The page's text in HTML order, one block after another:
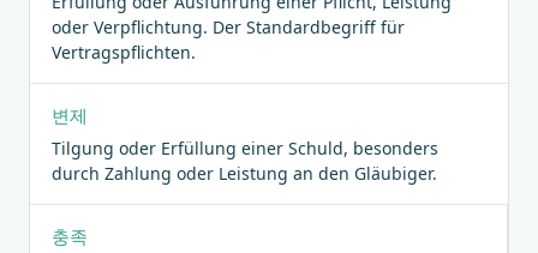
oder Verpflichtung. Der Standardbegriff für
Vertragspflichten.
변제
Tilgung oder Erfüllung einer Schuld, besonders
durch Zahlung oder Leistung an den Gläubiger.
충족